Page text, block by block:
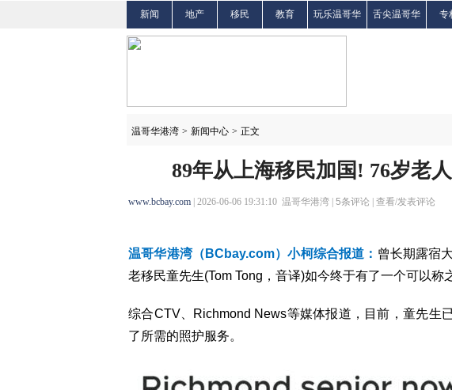
新闻 地产 移民 教育 玩乐温哥华 舌尖温哥华 专
温哥华港湾 > 新闻中心 > 正文
89年从上海移民加国! 76岁老
www.bcbay.com | 2026-06-06 19:31:10 温哥华港湾 | 5条评论 | 查看/发表评论
温哥华港湾（BCbay.com）小柯综合报道： 曾长期露宿
老移民童先生(Tom Tong，音译)如今终于有了一个可以称之
综合CTV、Richmond News等媒体报道，目前，童先生
了所需的照护服务。